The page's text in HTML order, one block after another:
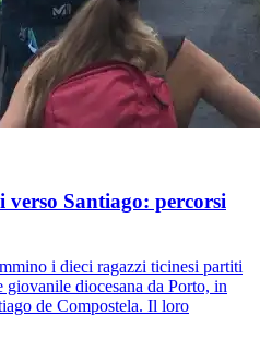
Santiago: percorsi
i dieci ragazzi ticinesi partiti
giovanile diocesana da Porto, in
de Compostela. Il loro